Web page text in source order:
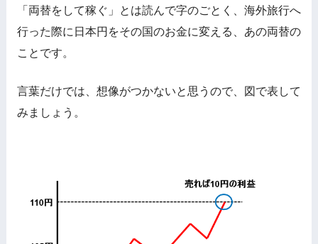
「両替をして稼ぐ」とは読んで字のごとく、海外旅行へ
行った際に日本円をその国のお金に変える、あの両替の
ことです。
言葉だけでは、想像がつかないと思うので、図で表して
みましょう。